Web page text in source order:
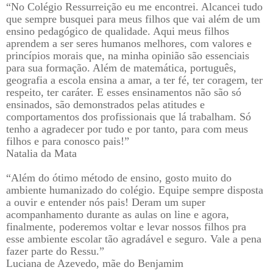
“No Colégio Ressurreição eu me encontrei. Alcancei tudo
que sempre busquei para meus filhos que vai além de um
ensino pedagógico de qualidade. Aqui meus filhos
aprendem a ser seres humanos melhores, com valores e
princípios morais que, na minha opinião são essenciais
para sua formação. Além de matemática, português,
geografia a escola ensina a amar, a ter fé, ter coragem, ter
respeito, ter caráter. E esses ensinamentos não são só
ensinados, são demonstrados pelas atitudes e
comportamentos dos profissionais que lá trabalham. Só
tenho a agradecer por tudo e por tanto, para com meus
filhos e para conosco pais!”
Natalia da Mata
“Além do ótimo método de ensino, gosto muito do
ambiente humanizado do colégio. Equipe sempre disposta
a ouvir e entender nós pais! Deram um super
acompanhamento durante as aulas on line e agora,
finalmente, poderemos voltar e levar nossos filhos pra
esse ambiente escolar tão agradável e seguro. Vale a pena
fazer parte do Ressu.”
Luciana de Azevedo, mãe do Benjamim